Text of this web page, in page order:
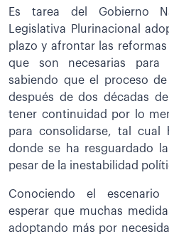
Es tarea del Gobierno
Legislativa Plurinacional
plazo y afrontar las
que son necesarias para
sabiendo que el proceso
después de dos décadas
tener continuidad por lo
para consolidarse, tal cual
donde se ha resguardado
pesar de la inestabilidad
Conociendo el
esperar que muchas
adoptando más por